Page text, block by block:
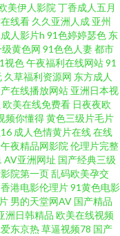
理在线视频 91资源人妻 狠
场久久 亚洲福利 大香蕉管
曰A片观看 91免费蜜桃 91
九色绿帽夫妻 免费三级
漫一二区 自拍九区 久久婷
国产精品96久久 婷婷五月
片 91红杏网站 91喷水后入
美伊人影院 丁香成人五月
线看 久久亚洲人成 亚州
成人影片h 91色婷婷瑟色 东
级黄色网 91色色人妻都市
视色午夜福利在线网站91
久草福利资源网 东方成人
在线播放网站 亚洲日本视
欧美在线免费看 日夜夜欧
频你懂得黄色三级片毛片
成人色情黄片在线在线
午夜精品网影院 伦理片完整
AV亚洲网址 国产经典三级
院第一页乱码欧美孕交
香港电影伦理片91黄色电影
男的天堂网AV 国产精品
洲日韩精品 欧美在线视频
东京热草逼视频78 国产